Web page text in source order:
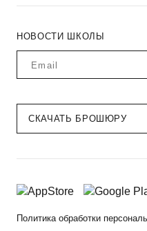
НОВОСТИ ШКОЛЫ
СКАЧАТЬ БРОШЮРУ
Политика обработки